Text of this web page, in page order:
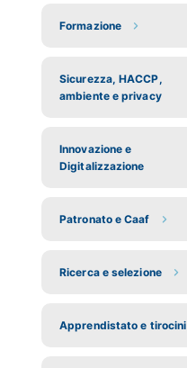
Formazione
Sicurezza, HACCP,
ambiente e privacy
Innovazione e
Digitalizzazione
Patronato e Caaf
Ricerca e selezione
Apprendistato e tirocini